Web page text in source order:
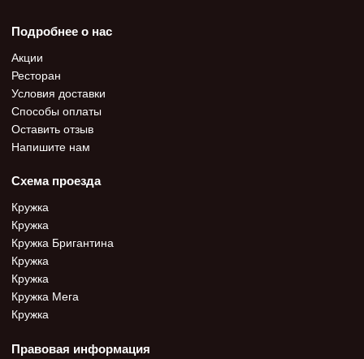
Подробнее о нас
Акции
Ресторан
Условия доставки
Способы оплаты
Оставить отзыв
Напишите нам
Схема проезда
Кружка
Кружка
Кружка Бригантина
Кружка
Кружка
Кружка Мега
Кружка
Правовая информация